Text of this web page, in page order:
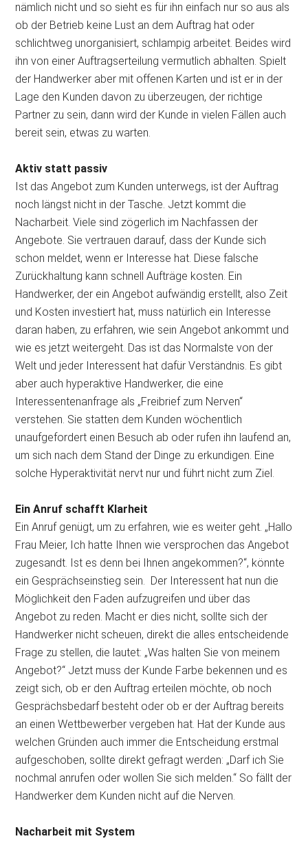
nämlich nicht und so sieht es für ihn einfach nur so aus als
ob der Betrieb keine Lust an dem Auftrag hat oder
schlichtweg unorganisiert, schlampig arbeitet. Beides wird
ihn von einer Auftragserteilung vermutlich abhalten. Spielt
der Handwerker aber mit offenen Karten und ist er in der
Lage den Kunden davon zu überzeugen, der richtige
Partner zu sein, dann wird der Kunde in vielen Fällen auch
bereit sein, etwas zu warten.
Aktiv statt passiv
Ist das Angebot zum Kunden unterwegs, ist der Auftrag
noch längst nicht in der Tasche. Jetzt kommt die
Nacharbeit. Viele sind zögerlich im Nachfassen der
Angebote. Sie vertrauen darauf, dass der Kunde sich
schon meldet, wenn er Interesse hat. Diese falsche
Zurückhaltung kann schnell Aufträge kosten. Ein
Handwerker, der ein Angebot aufwändig erstellt, also Zeit
und Kosten investiert hat, muss natürlich ein Interesse
daran haben, zu erfahren, wie sein Angebot ankommt und
wie es jetzt weitergeht. Das ist das Normalste von der
Welt und jeder Interessent hat dafür Verständnis. Es gibt
aber auch hyperaktive Handwerker, die eine
Interessentenanfrage als „Freibrief zum Nerven“
verstehen. Sie statten dem Kunden wöchentlich
unaufgefordert einen Besuch ab oder rufen ihn laufend an,
um sich nach dem Stand der Dinge zu erkundigen. Eine
solche Hyperaktivität nervt nur und führt nicht zum Ziel.
Ein Anruf schafft Klarheit
Ein Anruf genügt, um zu erfahren, wie es weiter geht. „Hallo
Frau Meier, Ich hatte Ihnen wie versprochen das Angebot
zugesandt. Ist es denn bei Ihnen angekommen?“, könnte
ein Gesprächseinstieg sein. Der Interessent hat nun die
Möglichkeit den Faden aufzugreifen und über das
Angebot zu reden. Macht er dies nicht, sollte sich der
Handwerker nicht scheuen, direkt die alles entscheidende
Frage zu stellen, die lautet: „Was halten Sie von meinem
Angebot?“ Jetzt muss der Kunde Farbe bekennen und es
zeigt sich, ob er den Auftrag erteilen möchte, ob noch
Gesprächsbedarf besteht oder ob er der Auftrag bereits
an einen Wettbewerber vergeben hat. Hat der Kunde aus
welchen Gründen auch immer die Entscheidung erstmal
aufgeschoben, sollte direkt gefragt werden: „Darf ich Sie
nochmal anrufen oder wollen Sie sich melden.“ So fällt der
Handwerker dem Kunden nicht auf die Nerven.
Nacharbeit mit System